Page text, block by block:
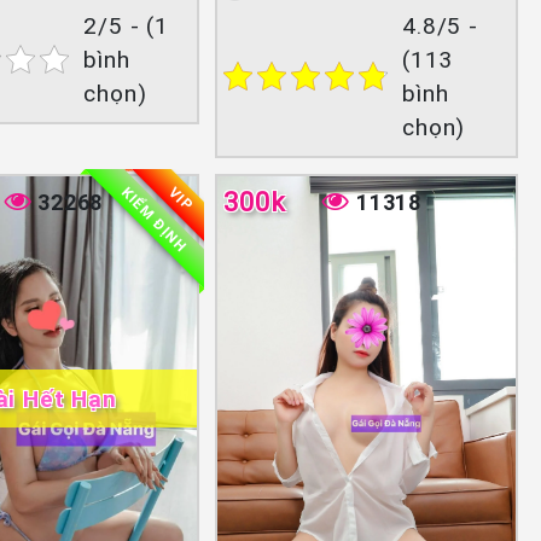
2/5 - (1
bình
chọn)
4.8/5 -
(113
bình
chọn)
32268 VIP
KIỂM ĐỊNH
Hết Hạn
300k 11318